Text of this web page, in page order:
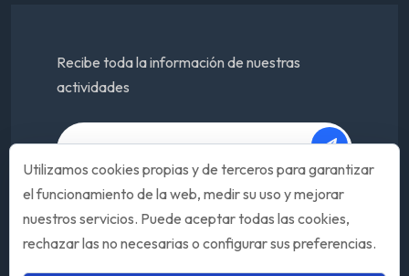
Recibe toda la información de nuestras
actividades
Utilizamos cookies propias y de terceros para garantizar
el funcionamiento de la web, medir su uso y mejorar
nuestros servicios. Puede aceptar todas las cookies,
rechazar las no necesarias o configurar sus preferencias.